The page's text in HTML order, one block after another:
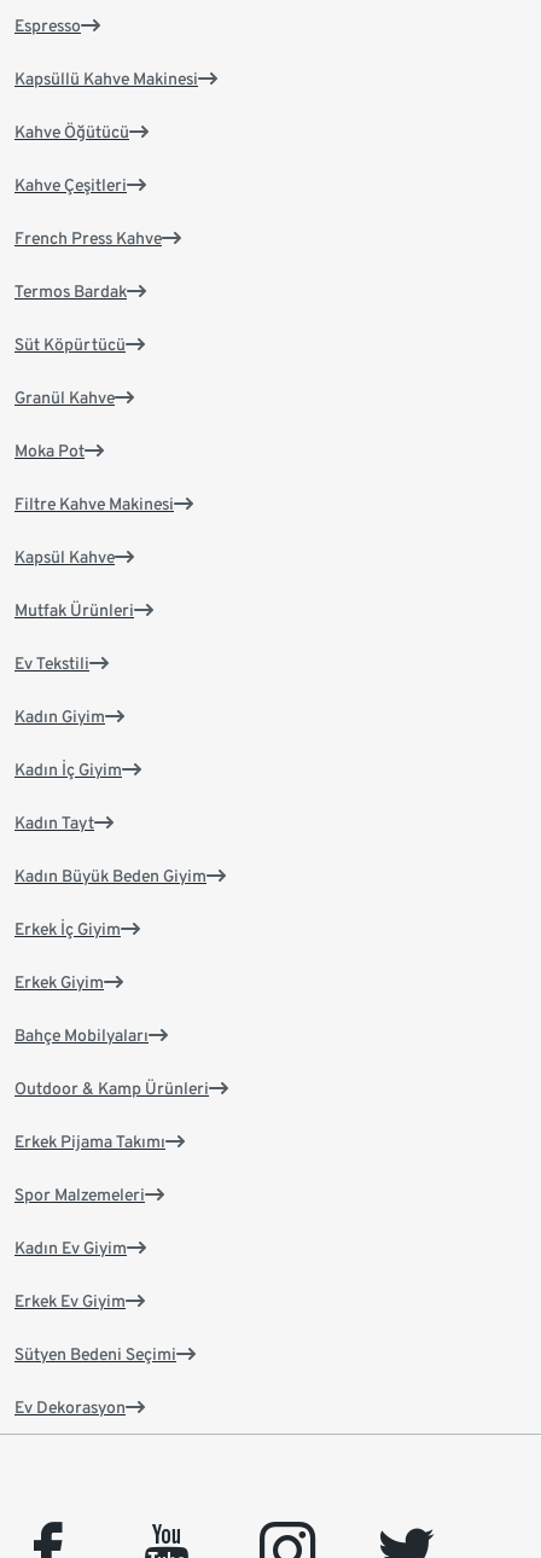
Espresso
Kapsüllü Kahve Makinesi
Kahve Öğütücü
Kahve Çeşitleri
French Press Kahve
Termos Bardak
Süt Köpürtücü
Granül Kahve
Moka Pot
Filtre Kahve Makinesi
Kapsül Kahve
Mutfak Ürünleri
Ev Tekstili
Kadın Giyim
Kadın İç Giyim
Kadın Tayt
Kadın Büyük Beden Giyim
Erkek İç Giyim
Erkek Giyim
Bahçe Mobilyaları
Outdoor & Kamp Ürünleri
Erkek Pijama Takımı
Spor Malzemeleri
Kadın Ev Giyim
Erkek Ev Giyim
Sütyen Bedeni Seçimi
Ev Dekorasyon